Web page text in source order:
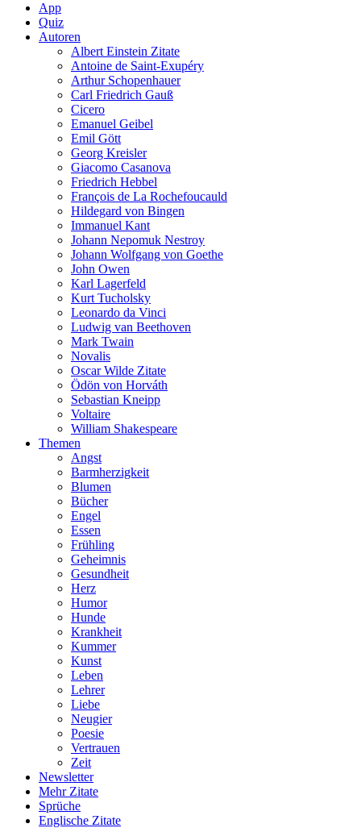
App
Quiz
Autoren
Albert Einstein Zitate
Antoine de Saint-Exupéry
Arthur Schopenhauer
Carl Friedrich Gauß
Cicero
Emanuel Geibel
Emil Gött
Georg Kreisler
Giacomo Casanova
Friedrich Hebbel
François de La Rochefoucauld
Hildegard von Bingen
Immanuel Kant
Johann Nepomuk Nestroy
Johann Wolfgang von Goethe
John Owen
Karl Lagerfeld
Kurt Tucholsky
Leonardo da Vinci
Ludwig van Beethoven
Mark Twain
Novalis
Oscar Wilde Zitate
Ödön von Horváth
Sebastian Kneipp
Voltaire
William Shakespeare
Themen
Angst
Barmherzigkeit
Blumen
Bücher
Engel
Essen
Frühling
Geheimnis
Gesundheit
Herz
Humor
Hunde
Krankheit
Kummer
Kunst
Leben
Lehrer
Liebe
Neugier
Poesie
Vertrauen
Zeit
Newsletter
Mehr Zitate
Sprüche
Englische Zitate